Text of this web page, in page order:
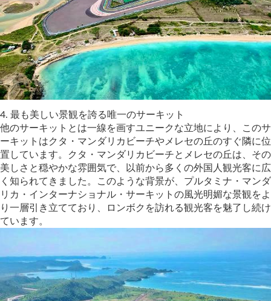
4.⁠ ⁠最も美しい景観を誇る唯一のサーキット
他のサーキットとは一線を画すユニークな立地により、このサ
ーキットはクタ・マンダリカビーチやメレセの丘のすぐ隣に位
置しています。クタ・マンダリカビーチとメレセの丘は、その
美しさと穏やかな雰囲気で、以前から多くの外国人観光客に広
く知られてきました。このような背景が、プルタミナ・マンダ
リカ・インターナショナル・サーキットの風光明媚な景観をよ
り一層引き立てており、ロンボクを訪れる観光客を魅了し続け
ています。